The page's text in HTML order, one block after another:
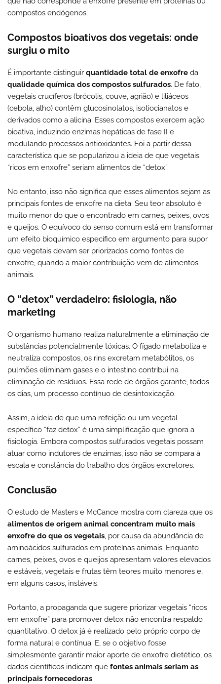
compostos endógenos.
Compostos bioativos dos vegetais: onde
surgiu o mito
É importante distinguir quantidade total de enxofre da
qualidade química dos compostos sulfurados. De fato,
vegetais crucíferos (brócolis, couve, agrião) e liliáceos
(cebola, alho) contêm glucosinolatos, isotiocianatos e
derivados como a alicina. Esses compostos exercem ação
bioativa, induzindo enzimas hepáticas de fase II e
modulando processos antioxidantes. Foi a partir dessa
característica que se popularizou a ideia de que vegetais
“ricos em enxofre” seriam alimentos de “detox”.
No entanto, isso não significa que esses alimentos sejam as
principais fontes de enxofre na dieta. Seu teor absoluto é
muito menor do que o encontrado em carnes, peixes, ovos
e queijos. O equívoco do senso comum está em transformar
um efeito bioquímico específico em argumento para supor
que vegetais devam ser priorizados como fontes de
enxofre, quando a maior contribuição vem de alimentos
animais.
O “detox” verdadeiro: fisiologia, não
marketing
O organismo humano realiza naturalmente a eliminação de
substâncias potencialmente tóxicas. O fígado metaboliza e
neutraliza compostos, os rins excretam metabólitos, os
pulmões eliminam gases e o intestino contribui na
eliminação de resíduos. Essa rede de órgãos garante, todos
os dias, um processo contínuo de desintoxicação.
Assim, a ideia de que uma refeição ou um vegetal
específico “faz detox” é uma simplificação que ignora a
fisiologia. Embora compostos sulfurados vegetais possam
atuar como indutores de enzimas, isso não se compara à
escala e constância do trabalho dos órgãos excretores.
Conclusão
O estudo de Masters e McCance mostra com clareza que os
alimentos de origem animal concentram muito mais
enxofre do que os vegetais, por causa da abundância de
aminoácidos sulfurados em proteínas animais. Enquanto
carnes, peixes, ovos e queijos apresentam valores elevados
e estáveis, vegetais e frutas têm teores muito menores e,
em alguns casos, instáveis.
Portanto, a propaganda que sugere priorizar vegetais “ricos
em enxofre” para promover detox não encontra respaldo
quantitativo. O detox já é realizado pelo próprio corpo de
forma natural e contínua. E, se o objetivo fosse
simplesmente garantir maior aporte de enxofre dietético, os
dados científicos indicam que fontes animais seriam as
principais fornecedoras.